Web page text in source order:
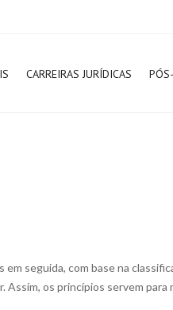
CARREIRAS JURÍDICAS
seguida, com base na
os princípios servem